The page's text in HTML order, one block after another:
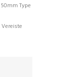
Type
Vereiste